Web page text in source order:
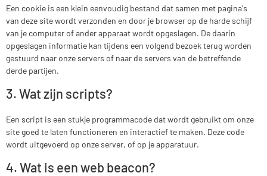
Een cookie is een klein eenvoudig bestand dat samen met pagina's
van deze site wordt verzonden en door je browser op de harde schijf
van je computer of ander apparaat wordt opgeslagen. De daarin
opgeslagen informatie kan tijdens een volgend bezoek terug worden
gestuurd naar onze servers of naar de servers van de betreffende
derde partijen.
3. Wat zijn scripts?
Een script is een stukje programmacode dat wordt gebruikt om onze
site goed te laten functioneren en interactief te maken. Deze code
wordt uitgevoerd op onze server, of op je apparatuur.
4. Wat is een web beacon?